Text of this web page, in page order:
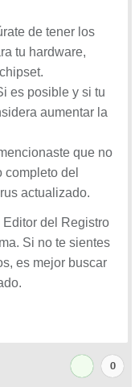
de tener los
tu hardware,
es posible y si tu
aumentar la
que no
del
actualizado.
del Registro
Si no te sientes
es mejor buscar
0